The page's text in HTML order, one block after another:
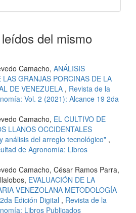
del mismo
Camacho, ANÁLISIS
GRANJAS PORCINAS DE LA
DE VENEZUELA , Revista de la
Vol. 2 (2021): Alcance 19 2da
Camacho, EL CULTIVO DE
LLANOS OCCIDENTALES
análisis del arreglo tecnológico" ,
de Agronomía: Libros
Camacho, César Ramos Parra,
EVALUACIÓN DE LA
VENEZOLANA METODOLOGÍA
Edición Digital , Revista de la
Libros Publicados